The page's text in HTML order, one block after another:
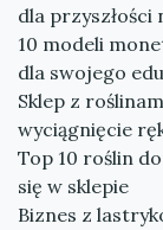
dla przyszłości
10 modeli
dla swojego
Sklep z
wyciągnięcie
Top 10 roślin
się w sklepie
Biznes z